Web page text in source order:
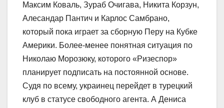
Максим Коваль, Зураб Очигава, Никита Корзун,
Алесандар Пантич и Карлос Самбрано,
который пока играет за сборную Перу на Кубке
Америки. Более-менее понятная ситуация по
Николаю Морозюку, которого «Ризеспор»
планирует подписать на постоянной основе.
Судя по всему, украинец перейдет в турецкий
клуб в статусе свободного агента. А Дениса